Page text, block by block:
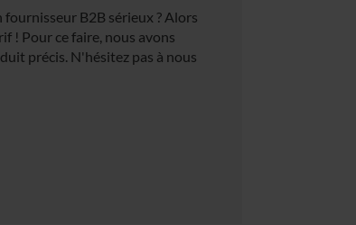
B2B sérieux ? Alors
! Pour ce faire, nous avons
précis. N'hésitez pas à nous